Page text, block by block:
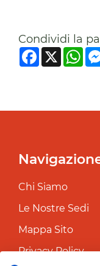
Condividi la
Facebook
X
Chi Siamo
Le Nostre Sedi
Mappa Sito
Privacy Policy